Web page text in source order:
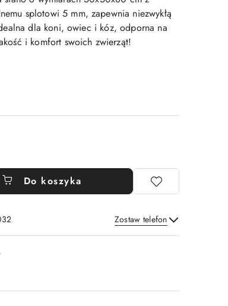
splotowi 5 mm, zapewnia niezwykłą
dla koni, owiec i kóz, odporna na
i komfort swoich zwierząt!
Do koszyka
Zostaw telefon
Wyślij